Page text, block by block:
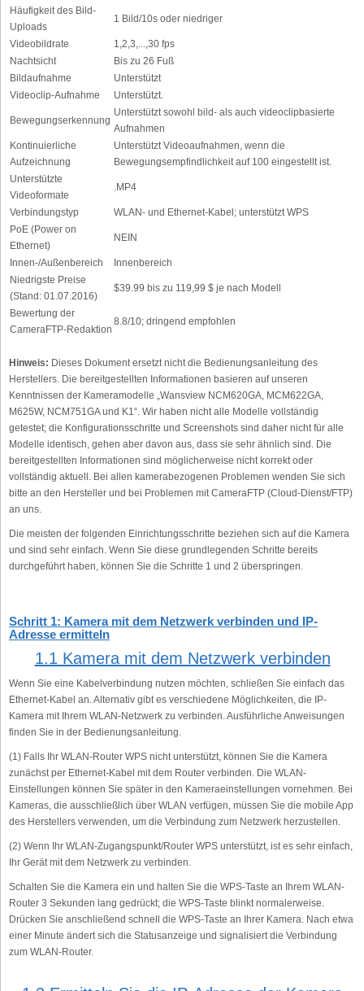
Häufigkeit des Bild-
Uploads
1 Bild/10s oder niedriger
Videobildrate
1,2,3,...,30 fps
Nachtsicht
Bis zu 26 Fuß
Bildaufnahme
Unterstützt
Videoclip-Aufnahme
Unterstützt.
Bewegungserkennung
Unterstützt sowohl bild- als auch videoclipbasierte
Aufnahmen
Kontinuierliche
Aufzeichnung
Unterstützt Videoaufnahmen, wenn die
Bewegungsempfindlichkeit auf 100 eingestellt ist.
Unterstützte
Videoformate
.MP4
Verbindungstyp
WLAN- und Ethernet-Kabel; unterstützt WPS
PoE (Power on
Ethernet)
NEIN
Innen-/Außenbereich
Innenbereich
Niedrigste Preise
(Stand: 01.07.2016)
$39.99 bis zu 119,99 $ je nach Modell
Bewertung der
CameraFTP-Redaktion
8.8/10; dringend empfohlen
Hinweis: Dieses Dokument ersetzt nicht die Bedienungsanleitung des
Herstellers. Die bereitgestellten Informationen basieren auf unseren
Kenntnissen der Kameramodelle „Wansview NCM620GA, MCM622GA,
M625W, NCM751GA und K1“. Wir haben nicht alle Modelle vollständig
getestet; die Konfigurationsschritte und Screenshots sind daher nicht für alle
Modelle identisch, gehen aber davon aus, dass sie sehr ähnlich sind. Die
bereitgestellten Informationen sind möglicherweise nicht korrekt oder
vollständig aktuell. Bei allen kamerabezogenen Problemen wenden Sie sich
bitte an den Hersteller und bei Problemen mit CameraFTP (Cloud-Dienst/FTP)
an uns.
Die meisten der folgenden Einrichtungsschritte beziehen sich auf die Kamera
und sind sehr einfach. Wenn Sie diese grundlegenden Schritte bereits
durchgeführt haben, können Sie die Schritte 1 und 2 überspringen.
Schritt 1: Kamera mit dem Netzwerk verbinden und IP-
Adresse ermitteln
1.1 Kamera mit dem Netzwerk verbinden
Wenn Sie eine Kabelverbindung nutzen möchten, schließen Sie einfach das
Ethernet-Kabel an. Alternativ gibt es verschiedene Möglichkeiten, die IP-
Kamera mit Ihrem WLAN-Netzwerk zu verbinden. Ausführliche Anweisungen
finden Sie in der Bedienungsanleitung.
(1) Falls Ihr WLAN-Router WPS nicht unterstützt, können Sie die Kamera
zunächst per Ethernet-Kabel mit dem Router verbinden. Die WLAN-
Einstellungen können Sie später in den Kameraeinstellungen vornehmen. Bei
Kameras, die ausschließlich über WLAN verfügen, müssen Sie die mobile App
des Herstellers verwenden, um die Verbindung zum Netzwerk herzustellen.
(2) Wenn Ihr WLAN-Zugangspunkt/Router WPS unterstützt, ist es sehr einfach,
Ihr Gerät mit dem Netzwerk zu verbinden.
Schalten Sie die Kamera ein und halten Sie die WPS-Taste an Ihrem WLAN-
Router 3 Sekunden lang gedrückt; die WPS-Taste blinkt normalerweise.
Drücken Sie anschließend schnell die WPS-Taste an Ihrer Kamera. Nach etwa
einer Minute ändert sich die Statusanzeige und signalisiert die Verbindung
zum WLAN-Router.